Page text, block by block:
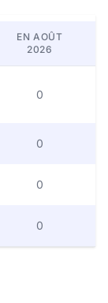
EN AOÛT
2026
0
0
0
0